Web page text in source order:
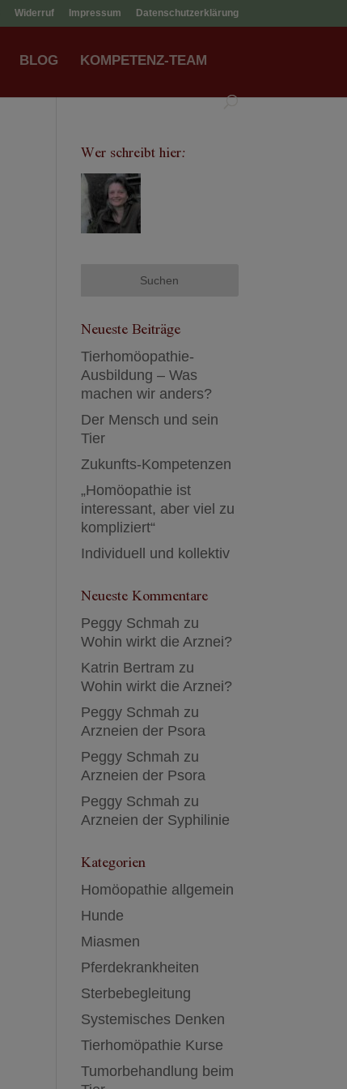
Widerruf Impressum Datenschutzerklärung
BLOG KOMPETENZ-TEAM
Wer schreibt hier:
Neueste Beiträge
Tierhomöopathie-
Ausbildung – Was
machen wir anders?
Der Mensch und sein
Tier
Zukunfts-Kompetenzen
„Homöopathie ist
interessant, aber viel zu
kompliziert“
Individuell und kollektiv
Neueste Kommentare
Peggy Schmah zu
Wohin wirkt die Arznei?
Katrin Bertram zu
Wohin wirkt die Arznei?
Peggy Schmah zu
Arzneien der Psora
Peggy Schmah zu
Arzneien der Psora
Peggy Schmah zu
Arzneien der Syphilinie
Kategorien
Homöopathie allgemein
Hunde
Miasmen
Pferdekrankheiten
Sterbebegleitung
Systemisches Denken
Tierhomöpathie Kurse
Tumorbehandlung beim